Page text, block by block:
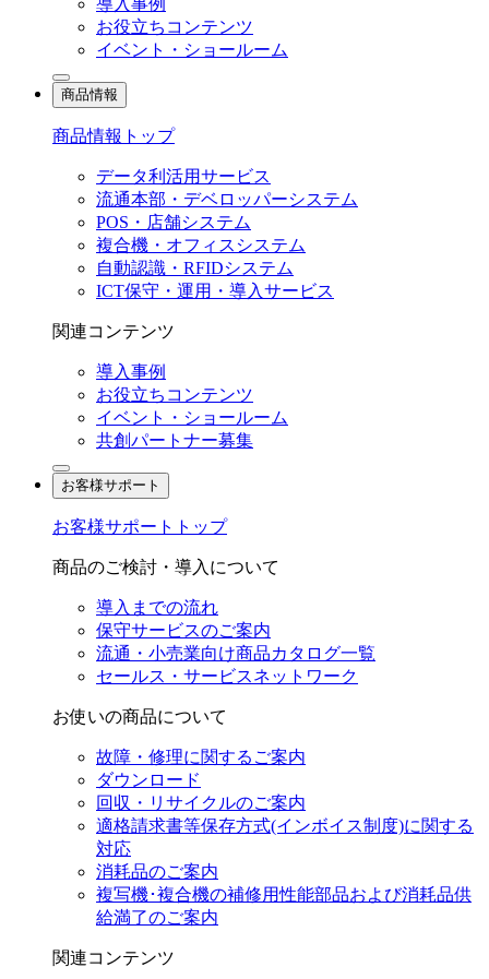
導入事例
お役立ちコンテンツ
イベント・ショールーム
商品情報
商品情報トップ
データ利活用サービス
流通本部・デベロッパーシステム
POS・店舗システム
複合機・オフィスシステム
自動認識・RFIDシステム
ICT保守・運用・導入サービス
関連コンテンツ
導入事例
お役立ちコンテンツ
イベント・ショールーム
共創パートナー募集
お客様サポート
お客様サポートトップ
商品のご検討・導入について
導入までの流れ
保守サービスのご案内
流通・小売業向け商品カタログ一覧
セールス・サービスネットワーク
お使いの商品について
故障・修理に関するご案内
ダウンロード
回収・リサイクルのご案内
適格請求書等保存方式(インボイス制度)に関する
対応
消耗品のご案内
複写機･複合機の補修用性能部品および消耗品供
給満了のご案内
関連コンテンツ